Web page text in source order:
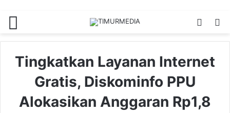
Switch
Tingkatkan Layanan Internet
Gratis, Diskominfo PPU
Alokasikan Anggaran Rp1,8